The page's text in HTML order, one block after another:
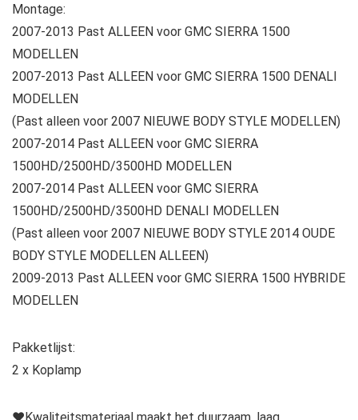
Montage:
2007-2013 Past ALLEEN voor GMC SIERRA 1500
MODELLEN
2007-2013 Past ALLEEN voor GMC SIERRA 1500 DENALI
MODELLEN
(Past alleen voor 2007 NIEUWE BODY STYLE MODELLEN)
2007-2014 Past ALLEEN voor GMC SIERRA
1500HD/2500HD/3500HD MODELLEN
2007-2014 Past ALLEEN voor GMC SIERRA
1500HD/2500HD/3500HD DENALI MODELLEN
(Past alleen voor 2007 NIEUWE BODY STYLE 2014 OUDE
BODY STYLE MODELLEN ALLEEN)
2009-2013 Past ALLEEN voor GMC SIERRA 1500 HYBRIDE
MODELLEN
Pakketlijst:
2 x Koplamp
♥Kwaliteitsmateriaal maakt het duurzaam, laag